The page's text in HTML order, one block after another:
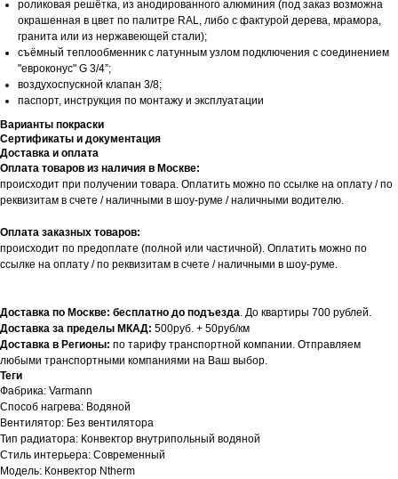
роликовая решётка, из анодированного алюминия (под заказ возможна
окрашенная в цвет по палитре RAL, либо с фактурой дерева, мрамора,
гранита или из нержавеющей стали);
съёмный теплообменник с латунным узлом подключения с соединением
"евроконус" G 3/4”;
воздухоспускной клапан 3/8;
паспорт, инструкция по монтажу и эксплуатации
Варианты покраски
Сертификаты и документация
Доставка и оплата
Оплата товаров из наличия в Москве:
происходит при получении товара. Оплатить можно по ссылке на оплату / по
реквизитам в счете / наличными в шоу-руме / наличными водителю.
Оплата заказных товаров:
происходит по предоплате (полной или частичной). Оплатить можно по
ссылке на оплату / по реквизитам в счете / наличными в шоу-руме.
Доставка по Москве: бесплатно до подъезда. До квартиры 700 рублей.
Доставка за пределы МКАД: 500руб. + 50руб/км
Доставка в Регионы: по тарифу транспортной компании. Отправляем
любыми транспортными компаниями на Ваш выбор.
Теги
Фабрика: Varmann
Способ нагрева: Водяной
Вентилятор: Без вентилятора
Тип радиатора: Конвектор внутрипольный водяной
Стиль интерьера: Современный
Модель: Конвектор Ntherm